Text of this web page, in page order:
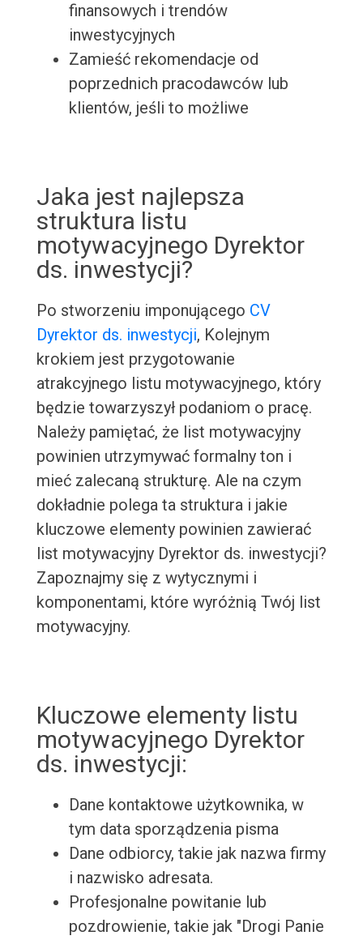
finansowych i trendów
inwestycyjnych
Zamieść rekomendacje od
poprzednich pracodawców lub
klientów, jeśli to możliwe
Jaka jest najlepsza
struktura listu
motywacyjnego Dyrektor
ds. inwestycji?
Po stworzeniu imponującego CV
Dyrektor ds. inwestycji, Kolejnym
krokiem jest przygotowanie
atrakcyjnego listu motywacyjnego, który
będzie towarzyszył podaniom o pracę.
Należy pamiętać, że list motywacyjny
powinien utrzymywać formalny ton i
mieć zalecaną strukturę. Ale na czym
dokładnie polega ta struktura i jakie
kluczowe elementy powinien zawierać
list motywacyjny Dyrektor ds. inwestycji?
Zapoznajmy się z wytycznymi i
komponentami, które wyróżnią Twój list
motywacyjny.
Kluczowe elementy listu
motywacyjnego Dyrektor
ds. inwestycji:
Dane kontaktowe użytkownika, w
tym data sporządzenia pisma
Dane odbiorcy, takie jak nazwa firmy
i nazwisko adresata.
Profesjonalne powitanie lub
pozdrowienie, takie jak "Drogi Panie